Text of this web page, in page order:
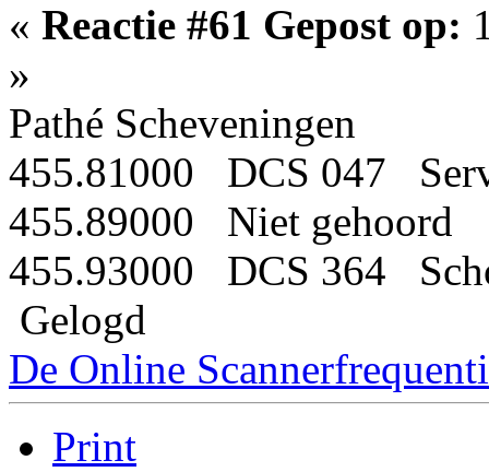
« Reactie #61 Gepost op:
»
Pathé Scheveningen
455.81000 DCS 047
455.89000 Niet gehoord
455.93000 DCS 364
Gelogd
De Online
Print